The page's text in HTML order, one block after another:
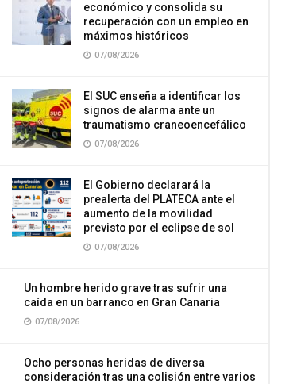
económico y consolida su
recuperación con un empleo en
máximos históricos
07/08/2026
El SUC enseña a identificar los
signos de alarma ante un
traumatismo craneoencefálico
07/08/2026
El Gobierno declarará la
prealerta del PLATECA ante el
aumento de la movilidad
previsto por el eclipse de sol
07/08/2026
Un hombre herido grave tras sufrir una
caída en un barranco en Gran Canaria
07/08/2026
Ocho personas heridas de diversa
consideración tras una colisión entre varios